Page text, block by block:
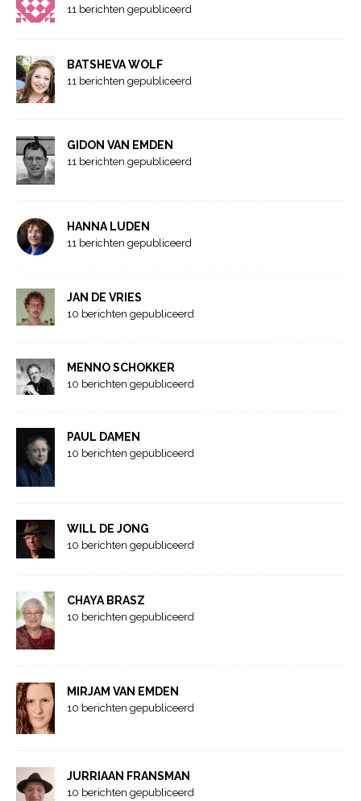
11 berichten gepubliceerd
BATSHEVA WOLF
11 berichten gepubliceerd
GIDON VAN EMDEN
11 berichten gepubliceerd
HANNA LUDEN
11 berichten gepubliceerd
JAN DE VRIES
10 berichten gepubliceerd
MENNO SCHOKKER
10 berichten gepubliceerd
PAUL DAMEN
10 berichten gepubliceerd
WILL DE JONG
10 berichten gepubliceerd
CHAYA BRASZ
10 berichten gepubliceerd
MIRJAM VAN EMDEN
10 berichten gepubliceerd
JURRIAAN FRANSMAN
10 berichten gepubliceerd